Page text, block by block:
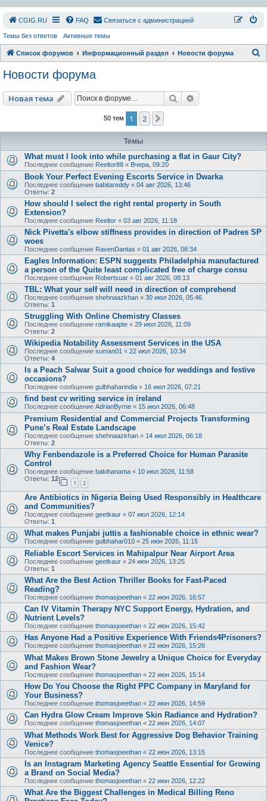
СGIG.RU FAQ Связаться с администрацией
Темы без ответов Активные темы
Список форумов Информационный раздел Новости форума
Новости форума
Новая тема Поиск
50 тем 1 2
Темы
What must I look into while purchasing a flat in Gaur City?
Последнее сообщение Reeltor88 « Вчера, 09:20
Book Your Perfect Evening Escorts Service in Dwarka
Последнее сообщение babitareddy « 04 авг 2026, 13:46
Ответы: 2
How should I select the right rental property in South
Extension?
Последнее сообщение Reeltor « 03 авг 2026, 11:18
Nick Pivetta's elbow stiffness provides in direction of Padres SP
woes
Последнее сообщение RavenDantas « 01 авг 2026, 08:34
Eagles Information: ESPN suggests Philadelphia manufactured
a person of the Quite least complicated free of charge consu
Последнее сообщение Robertsuar « 01 авг 2026, 08:13
TBL: What your self will need in direction of comprehend
Последнее сообщение shehnaazkhan « 30 июл 2026, 05:46
Ответы: 1
Struggling With Online Chemistry Classes
Последнее сообщение ramikaapte « 29 июл 2026, 11:09
Ответы: 2
Wikipedia Notability Assessment Services in the USA
Последнее сообщение suman01 « 22 июл 2026, 10:34
Ответы: 4
Is a Peach Salwar Suit a good choice for weddings and festive
occasions?
Последнее сообщение gulbhaharindia « 16 июл 2026, 07:21
find best cv writing service in ireland
Последнее сообщение AdrianByrne « 15 июл 2026, 06:48
Premium Residential and Commercial Projects Transforming
Pune’s Real Estate Landscape
Последнее сообщение shehnaazkhan « 14 июл 2026, 06:18
Ответы: 2
Why Fenbendazole is a Preferred Choice for Human Parasite
Control
Последнее сообщение bakihanama « 10 июл 2026, 11:58
Ответы: 12
1 2
Are Antibiotics in Nigeria Being Used Responsibly in Healthcare
and Communities?
Последнее сообщение geetkaur « 07 июл 2026, 12:14
Ответы: 1
What makes Punjabi juttis a fashionable choice in ethnic wear?
Последнее сообщение gulbhahar010 « 25 июн 2026, 11:15
Reliable Escort Services in Mahipalpur Near Airport Area
Последнее сообщение geetkaur « 24 июн 2026, 13:25
Ответы: 1
What Are the Best Action Thriller Books for Fast-Paced
Reading?
Последнее сообщение thomasjoeethan « 22 июн 2026, 16:57
Can IV Vitamin Therapy NYC Support Energy, Hydration, and
Nutrient Levels?
Последнее сообщение thomasjoeethan « 22 июн 2026, 15:42
Has Anyone Had a Positive Experience With Friends4Prisoners?
Последнее сообщение thomasjoeethan « 22 июн 2026, 15:26
What Makes Brown Stone Jewelry a Unique Choice for Everyday
and Fashion Wear?
Последнее сообщение thomasjoeethan « 22 июн 2026, 15:14
How Do You Choose the Right PPC Company in Maryland for
Your Business?
Последнее сообщение thomasjoeethan « 22 июн 2026, 14:59
Can Hydra Glow Cream Improve Skin Radiance and Hydration?
Последнее сообщение thomasjoeethan « 22 июн 2026, 14:07
What Methods Work Best for Aggressive Dog Behavior Training
Venice?
Последнее сообщение thomasjoeethan « 22 июн 2026, 13:15
Is an Instagram Marketing Agency Seattle Essential for Growing
a Brand on Social Media?
Последнее сообщение thomasjoeethan « 22 июн 2026, 12:22
What Are the Biggest Challenges in Medical Billing Reno